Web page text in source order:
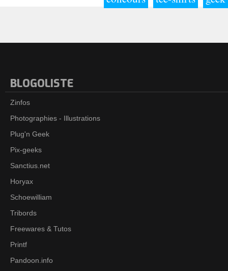
BLOGOLISTE
Zinfos
Photographies - Illustrations
Plug'n Geek
Pix-geeks
Sanctius.net
Horyax
Schoewilliam
Tribords
Freewares & Tutos
Printf
Pandoon.info